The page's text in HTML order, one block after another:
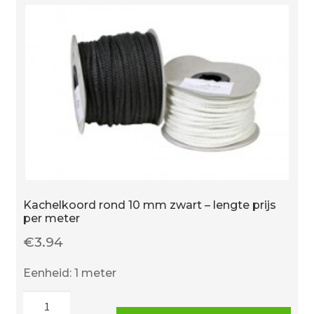
Kachelkoord rond 10 mm zwart – lengte prijs
per meter
€3.94
Eenheid: 1 meter